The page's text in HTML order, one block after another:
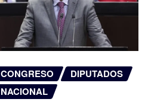
CONGRESO
DIPUTADOS
NACIONAL